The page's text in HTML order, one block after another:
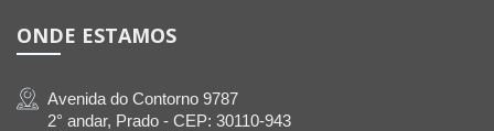
ONDE ESTAMOS
Avenida do Contorno 9787
2° andar, Prado - CEP: 30110-943